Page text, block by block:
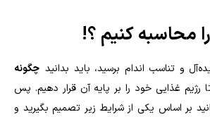
محاسبه کنیم ؟!
و تناسب اندام برسید، باید بدانید چگونه
رژیم غذایی خود را بر پایه آن قرار دهیم. پس
بر اساس یکی از شرایط زیر تصمیم بگیرید و